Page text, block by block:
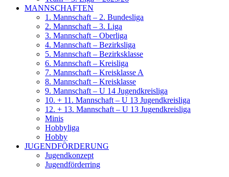
MANNSCHAFTEN
1. Mannschaft – 2. Bundesliga
2. Mannschaft – 3. Liga
3. Mannschaft – Oberliga
4. Mannschaft – Bezirksliga
5. Mannschaft – Bezirksklasse
6. Mannschaft – Kreisliga
7. Mannschaft – Kreisklasse A
8. Mannschaft – Kreisklasse
9. Mannschaft – U 14 Jugendkreisliga
10. + 11. Mannschaft – U 13 Jugendkreisliga
12. + 13. Mannschaft – U 13 Jugendkreisliga
Minis
Hobbyliga
Hobby
JUGENDFÖRDERUNG
Jugendkonzept
Jugendförderring